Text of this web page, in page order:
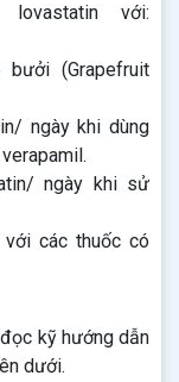
với:
(Grapefruit
ngày khi dùng
ngày khi sử
với các thuốc có
kỹ hướng dẫn
dưới.